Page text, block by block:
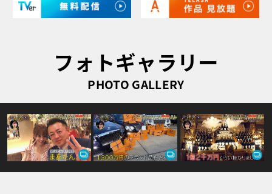
フォトギャラリー
PHOTO GALLERY